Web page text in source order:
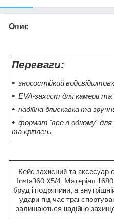
Опис
Переваги:
зносостійкий
EVA-захист для камери та
надійна блискавка та
формат "все в одному"
та кріплень
Кейс захисний та аксесуар
Insta360 X5/4. Матеріал
бруд і подряпини, а
удари під час
залишаються надійно